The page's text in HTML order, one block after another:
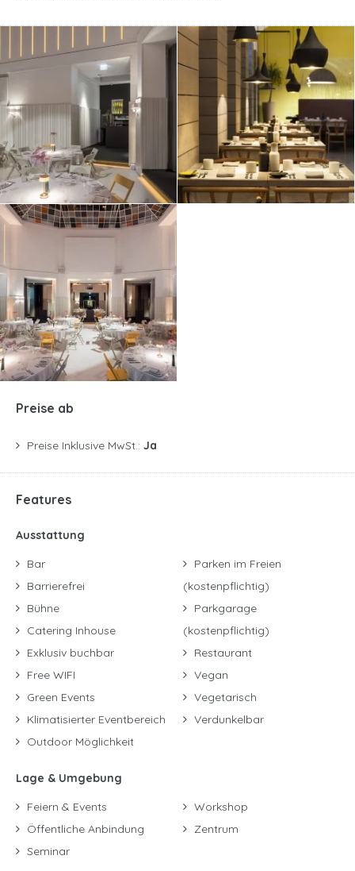
Preise ab
Preise Inklusive MwSt.: Ja
Features
Ausstattung
Bar
Barrierefrei
Bühne
Catering Inhouse
Exklusiv buchbar
Free WIFI
Green Events
Klimatisierter Eventbereich
Outdoor Möglichkeit
Parken im Freien
(kostenpflichtig)
Parkgarage
(kostenpflichtig)
Restaurant
Vegan
Vegetarisch
Verdunkelbar
Lage & Umgebung
Feiern & Events
Öffentliche Anbindung
Seminar
Workshop
Zentrum